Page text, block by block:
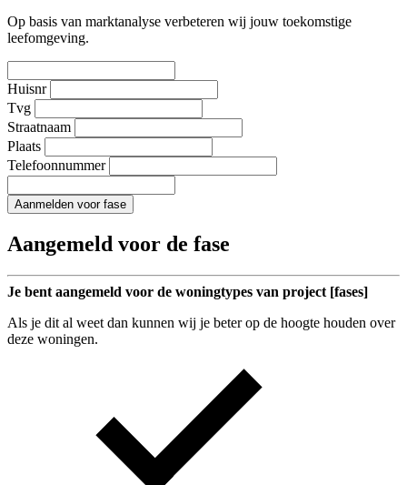
Op basis van marktanalyse verbeteren wij jouw toekomstige
leefomgeving.
Huisnr
Tvg
Straatnaam
Plaats
Telefoonnummer
Aanmelden voor fase
Aangemeld voor de fase
Je bent aangemeld voor de woningtypes van project [fases]
Als je dit al weet dan kunnen wij je beter op de hoogte houden over
deze woningen.